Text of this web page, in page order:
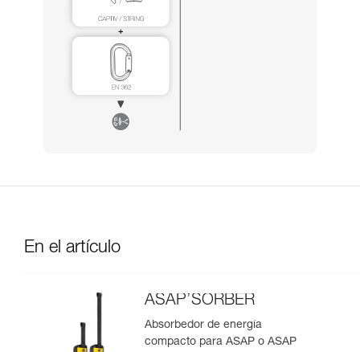
En el artículo
ASAP’SORBER
Absorbedor de energía
compacto para ASAP o ASAP